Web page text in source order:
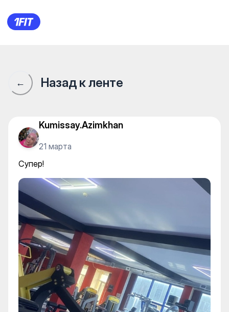
HARDWAY Мкр Аккент —
← Назад к ленте
Kumissay.Azimkhan
21 марта
Супер!